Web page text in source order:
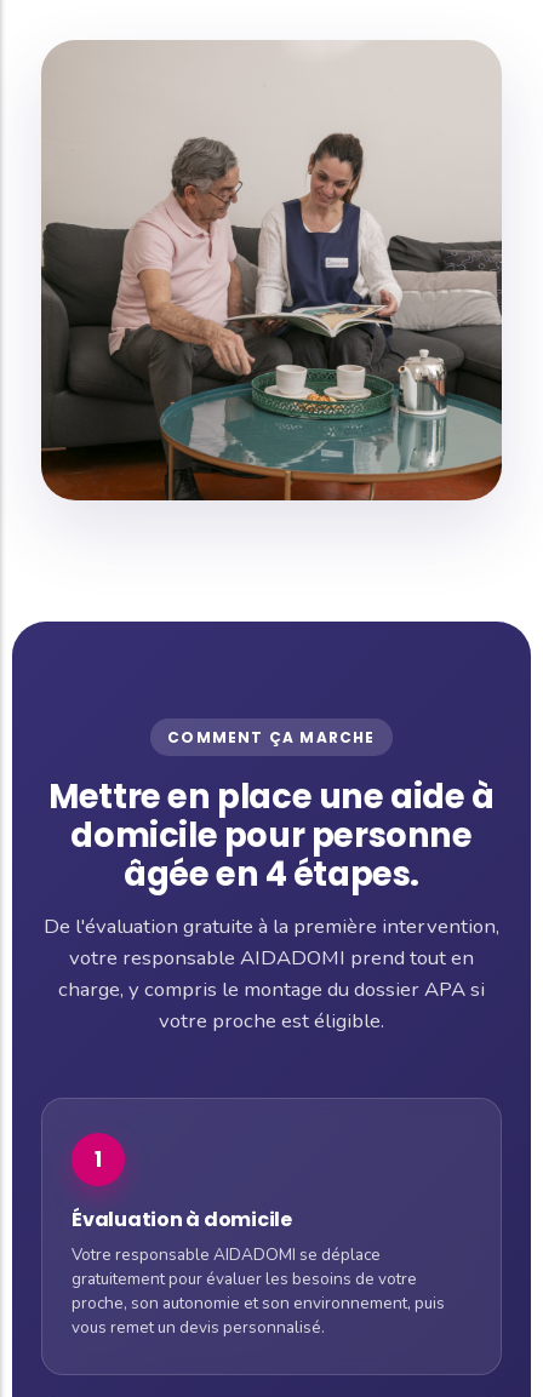
COMMENT ÇA MARCHE
Mettre en place une aide à
domicile pour personne
âgée en 4 étapes.
De l'évaluation gratuite à la première intervention,
votre responsable AIDADOMI prend tout en
charge, y compris le montage du dossier APA si
votre proche est éligible.
1
Évaluation à domicile
Votre responsable AIDADOMI se déplace
gratuitement pour évaluer les besoins de votre
proche, son autonomie et son environnement, puis
vous remet un devis personnalisé.